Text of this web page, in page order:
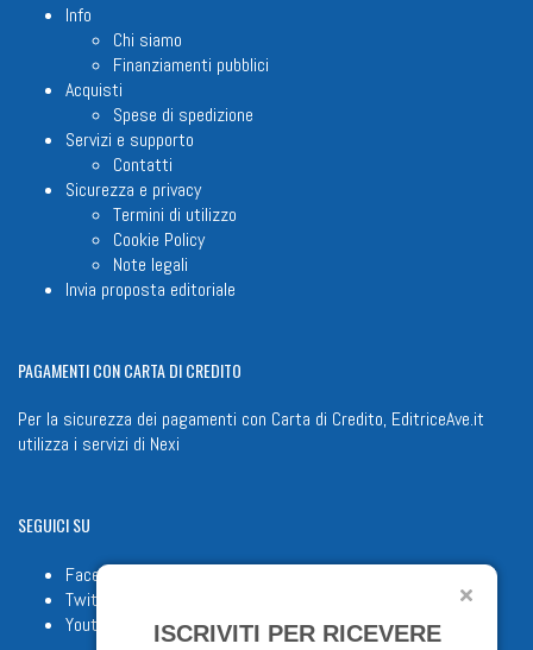
Info
Chi siamo
Finanziamenti pubblici
Acquisti
Spese di spedizione
Servizi e supporto
Contatti
Sicurezza e privacy
Termini di utilizzo
Cookie Policy
Note legali
Invia proposta editoriale
PAGAMENTICON CARTA DI CREDITO
Per la sicurezza dei pagamenti con Carta di Credito, EditriceAve.it
utilizza i servizi di Nexi
SEGUICISU
Facebook
Twitter
Youtube
ISCRIVITI PER RICEVERE